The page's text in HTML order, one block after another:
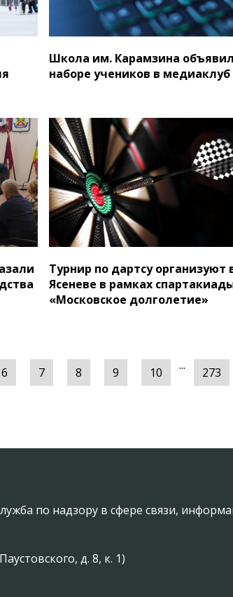
Школа им. Карамзина
наборе учеников в медиаклуб
Турнир по дартсу организуют
Ясеневе в рамках
«Московское долголетие»
6 7 8 9 10 ... 273
по надзору в сфере связи,
д. 8, к. 1)